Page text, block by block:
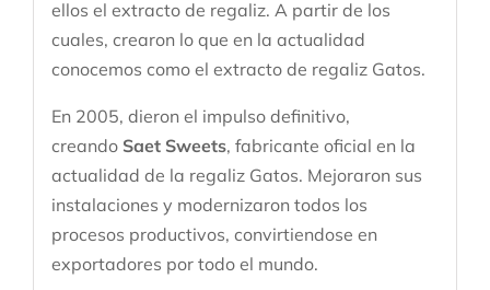
ellos el extracto de regaliz. A partir de los
cuales, crearon lo que en la actualidad
conocemos como el extracto de regaliz Gatos.
En 2005, dieron el impulso definitivo,
creando Saet Sweets, fabricante oficial en la
actualidad de la regaliz Gatos. Mejoraron sus
instalaciones y modernizaron todos los
procesos productivos, convirtiendose en
exportadores por todo el mundo.